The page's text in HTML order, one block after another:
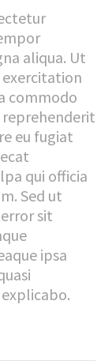
aliqua. Ut
exercitation
commodo
reprehenderit
eu fugiat
qui officia
Sed ut
sit
ipsa